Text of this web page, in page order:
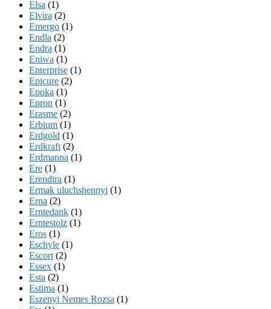
Elsa (1)
Elvira (2)
Emergo (1)
Endla (2)
Endra (1)
Eniwa (1)
Enterprise (1)
Epicure (2)
Epoka (1)
Epron (1)
Erasme (2)
Erbium (1)
Erdgold (1)
Erdkraft (2)
Erdmanna (1)
Ere (1)
Erendira (1)
Ermak uluchshennyi (1)
Erna (2)
Erntedank (1)
Erntestolz (1)
Eros (1)
Eschyle (1)
Escort (2)
Essex (1)
Esta (2)
Estima (1)
Eszenyi Nemes Rozsa (1)